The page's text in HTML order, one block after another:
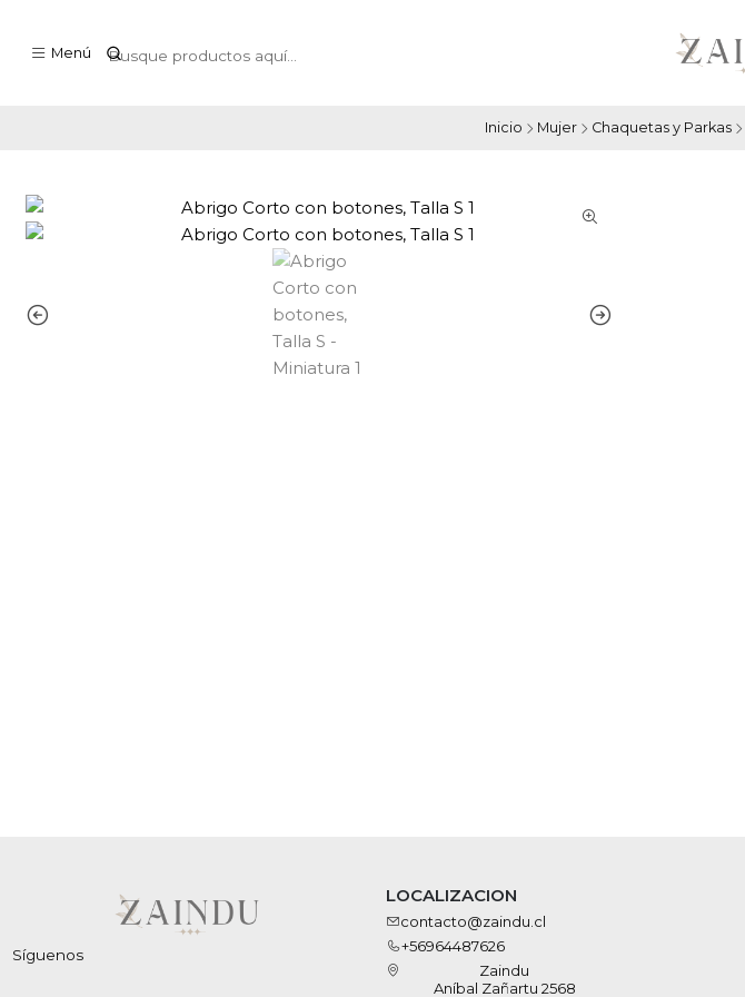
Menú
Inicio Mujer Chaquetas y Parkas
Síguenos
LOCALIZACION
contacto@zaindu.cl
+56964487626
Zaindu
Aníbal Zañartu 2568